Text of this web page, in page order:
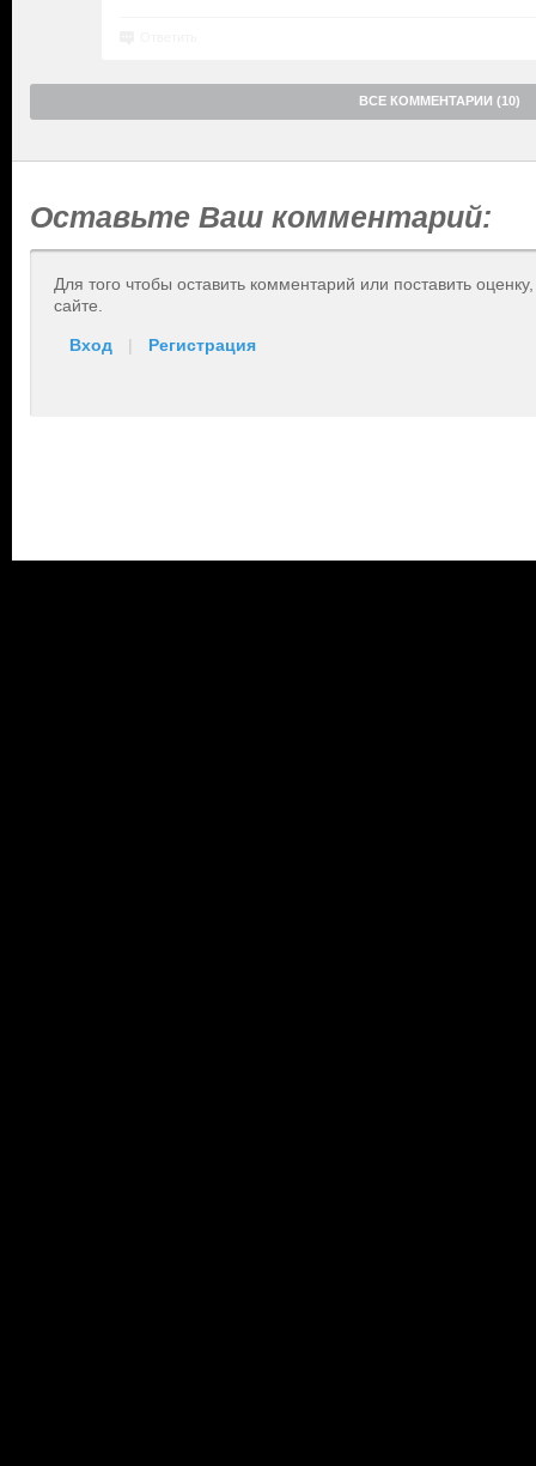
ВСЕ КОММЕНТАРИИ (10)
Оставьте Ваш комментарий:
Для того чтобы оставить комментарий или поставить
сайте.
Вход | Регистрация